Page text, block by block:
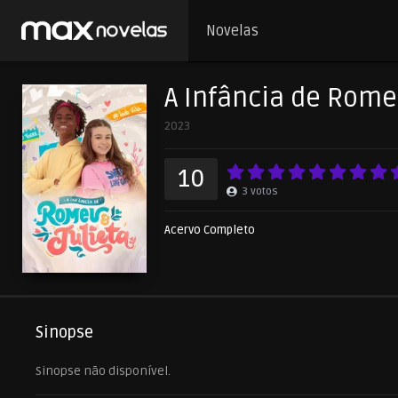
Novelas
A Infância de
2023
10 3 votos
Acervo Completo
Sinopse
Sinopse não disponível.